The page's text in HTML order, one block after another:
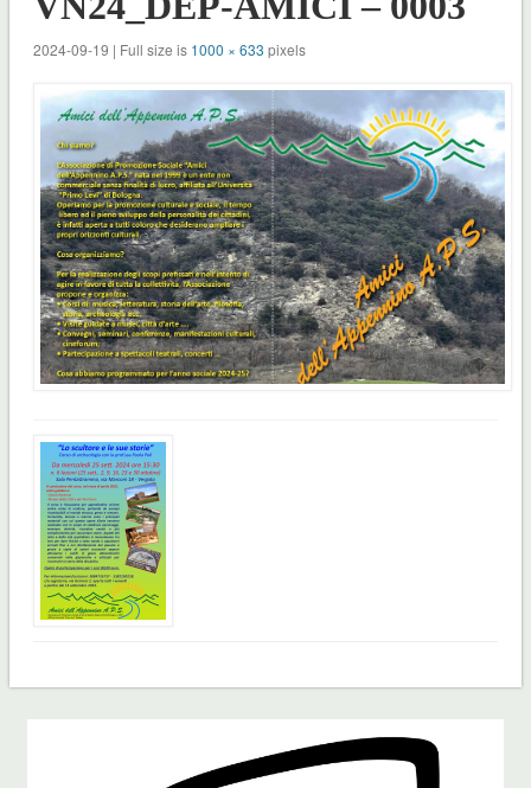
2024-09-19 | Full size is 1000 × 633 pixels